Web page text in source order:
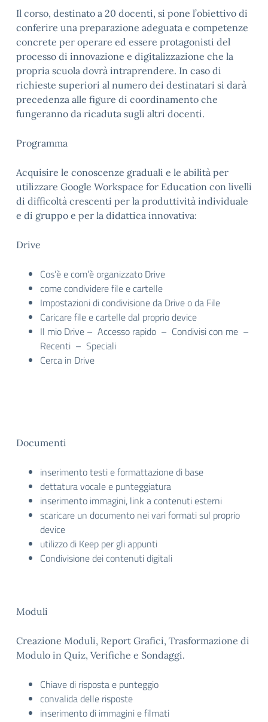
Il corso, destinato a 20 docenti, si pone l’obiettivo di
conferire una preparazione adeguata e competenze
concrete per operare ed essere protagonisti del
processo di innovazione e digitalizzazione che la
propria scuola dovrà intraprendere. In caso di
richieste superiori al numero dei destinatari si darà
precedenza alle figure di coordinamento che
fungeranno da ricaduta sugli altri docenti.
Programma
Acquisire le conoscenze graduali e le abilità per
utilizzare Google Workspace for Education con livelli
di difficoltà crescenti per la produttività individuale
e di gruppo e per la didattica innovativa:
Drive
Cos’è e com’è organizzato Drive
come condividere file e cartelle
Impostazioni di condivisione da Drive o da File
Caricare file e cartelle dal proprio device
Il mio Drive – Accesso rapido – Condivisi con me –
Recenti – Speciali
Cerca in Drive
Documenti
inserimento testi e formattazione di base
dettatura vocale e punteggiatura
inserimento immagini, link a contenuti esterni
scaricare un documento nei vari formati sul proprio
device
utilizzo di Keep per gli appunti
Condivisione dei contenuti digitali
Moduli
Creazione Moduli, Report Grafici, Trasformazione di
Modulo in Quiz, Verifiche e Sondaggi.
Chiave di risposta e punteggio
convalida delle risposte
inserimento di immagini e filmati